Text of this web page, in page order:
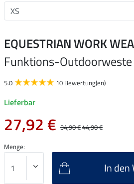
EQUESTRIAN WORK
Funktions-Outdoorweste
5.0 10 Bewertung(en)
Lieferbar
27,92 € 34,90 €44,90 €
Menge:
In den